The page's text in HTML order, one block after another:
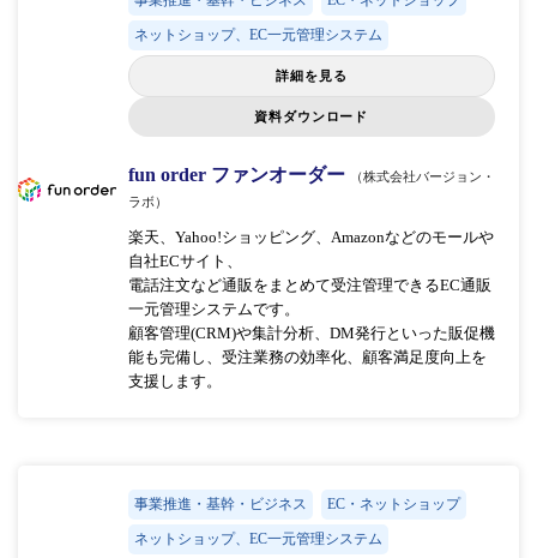
ネットショップ、EC一元管理システム
詳細を見る
資料ダウンロード
fun order ファンオーダー
（株式会社バージョン・
ラボ）
楽天、Yahoo!ショッピング、Amazonなどのモールや
自社ECサイト、
電話注文など通販をまとめて受注管理できるEC通販
一元管理システムです。
顧客管理(CRM)や集計分析、DM発行といった販促機
能も完備し、受注業務の効率化、顧客満足度向上を
支援します。
事業推進・基幹・ビジネス EC・ネットショップ
ネットショップ、EC一元管理システム